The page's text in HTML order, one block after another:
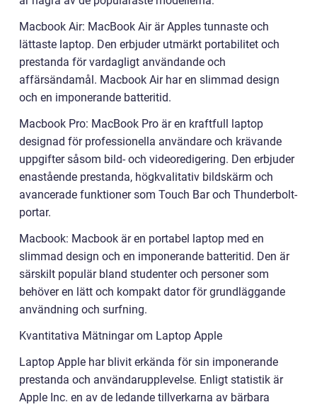
Macbook Air: MacBook Air är Apples tunnaste och
lättaste laptop. Den erbjuder utmärkt portabilitet och
prestanda för vardagligt användande och
affärsändamål. Macbook Air har en slimmad design
och en imponerande batteritid.
Macbook Pro: MacBook Pro är en kraftfull laptop
designad för professionella användare och krävande
uppgifter såsom bild- och videoredigering. Den erbjuder
enastående prestanda, högkvalitativ bildskärm och
avancerade funktioner som Touch Bar och Thunderbolt-
portar.
Macbook: Macbook är en portabel laptop med en
slimmad design och en imponerande batteritid. Den är
särskilt populär bland studenter och personer som
behöver en lätt och kompakt dator för grundläggande
användning och surfning.
Kvantitativa Mätningar om Laptop Apple
Laptop Apple har blivit erkända för sin imponerande
prestanda och användarupplevelse. Enligt statistik är
Apple Inc. en av de ledande tillverkarna av bärbara